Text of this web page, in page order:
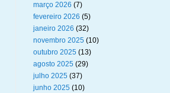
março 2026 (7)
fevereiro 2026 (5)
janeiro 2026 (32)
novembro 2025 (10)
outubro 2025 (13)
agosto 2025 (29)
julho 2025 (37)
junho 2025 (10)